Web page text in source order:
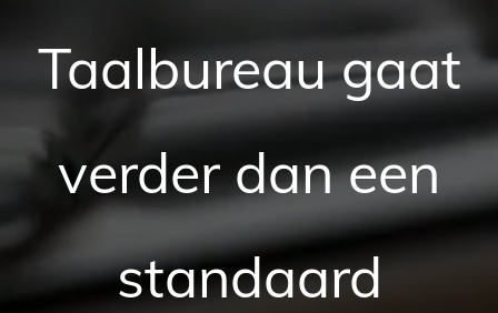
Taalbureau gaat
verder dan een
standaard